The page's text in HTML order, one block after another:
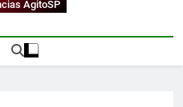
AgitoSP